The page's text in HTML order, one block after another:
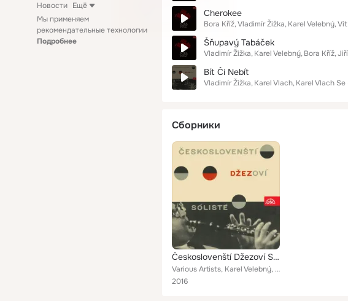
Новости Ещё
Мы применяем
рекомендательные технологии
Подробнее
Cherokee
Bora Kříž Vladimír Žižka Karel Velebný
Šňupavý Tabáček
Vladimír Žižka Karel Velebný Bora Kříž
Bít Či Nebít
Vladimír Žižka Karel Vlach Karel Vlach
Сборники
Českoslovenští Džezoví Sólisté
Various Artists, Karel Velebný, S+H kvartet, Jan Konopásek, S+H kvartet, Antonín Julina, S+H kvartet, Vladimír Žižka, Karel Vlac...
2016